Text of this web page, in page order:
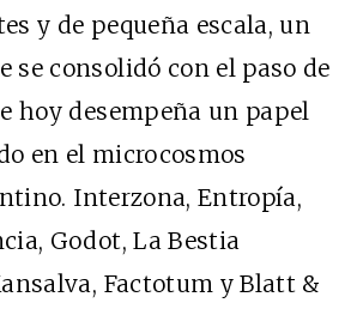
y de pequeña escala, un
se consolidó con el paso de
hoy desempeña un papel
en el microcosmos
Interzona, Entropía,
Godot, La Bestia
Factotum y Blatt &